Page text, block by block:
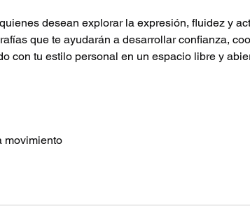
desean explorar la expresión, fluidez y
que te ayudarán a desarrollar confianza,
con tu estilo personal en un espacio libre y
movimiento